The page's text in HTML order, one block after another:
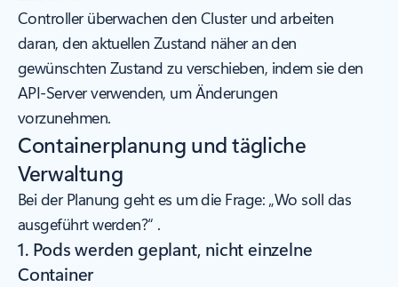
Controller überwachen den Cluster und arbeiten
daran, den aktuellen Zustand näher an den
gewünschten Zustand zu verschieben, indem sie den
API-Server verwenden, um Änderungen
vorzunehmen.
Containerplanung und tägliche
Verwaltung
Bei der Planung geht es um die Frage: „Wo soll das
ausgeführt werden?“ .
1. Pods werden geplant, nicht einzelne
Container